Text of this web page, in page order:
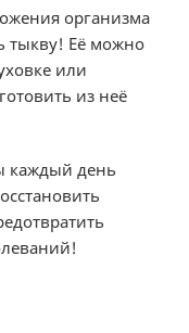
организма
тыкву! Её можно
или
из неё
каждый день